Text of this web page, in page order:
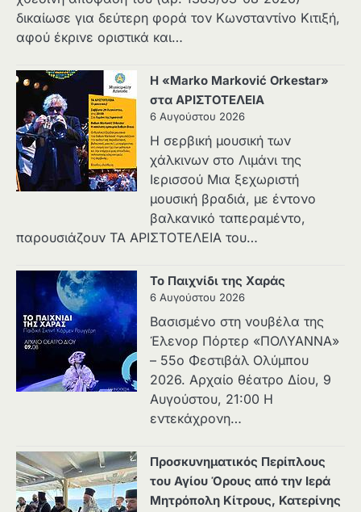
δικαίωσε για δεύτερη φορά τον Κωνσταντίνο Κιτιξή,
αφού έκρινε οριστικά και…
Η «Marko Marković Orkestar»
στα ΑΡΙΣΤΟΤΕΛΕΙΑ
6 Αυγούστου 2026
Η σερβική μουσική των
χάλκινων στο Λιμάνι της
Ιερισσού Μια ξεχωριστή
μουσική βραδιά, με έντονο
βαλκανικό ταπεραμέντο,
παρουσιάζουν ΤΑ ΑΡΙΣΤΟΤΕΛΕΙΑ του…
Το Παιχνίδι της Χαράς
6 Αυγούστου 2026
Βασισμένο στη νουβέλα της
Έλενορ Πόρτερ «ΠΟΛΥΑΝΝΑ»
– 55ο Φεστιβάλ Ολύμπου
2026. Αρχαίο θέατρο Δίου, 9
Αυγούστου, 21:00 Η
εντεκάχρονη…
Προσκυνηματικός Περίπλους
του Αγίου Όρους από την Ιερά
Μητρόπολη Κίτρους, Κατερίνης